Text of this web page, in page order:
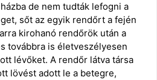
de nem tudták lefogni a
sőt az egyik rendőrt a fején
kirohanó rendőrök után a
továbbra is életveszélyesen
lévőket. A rendőr látva társa
lövést adott le a betegre,